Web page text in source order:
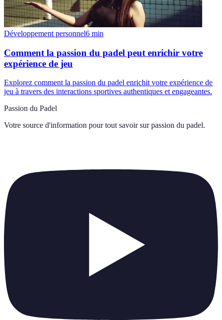
Développement personnel6 min
Comment la passion du padel peut enrichir votre
expérience de jeu
Explorez comment la passion du padel enrichit votre expérience de
jeu à travers des interactions sportives authentiques et engageantes.
Passion du Padel
Votre source d'information pour tout savoir sur passion du padel.